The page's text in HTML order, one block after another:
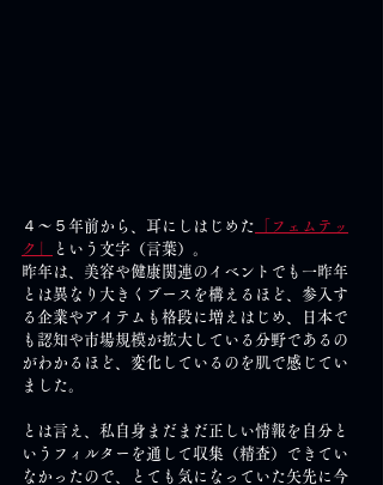
４～５年前から、耳にしはじめた 「フェムテッ
ク」
という文字（言葉）。
昨年は、美容や健康関連のイベントでも一昨年
とは異なり大きくブースを構えるほど、参入す
る企業やアイテムも格段に増えはじめ、日本で
も認知や市場規模が拡大している分野であるの
がわかるほど、変化しているのを肌で感じてい
ました。
とは言え、私自身まだまだ正しい情報を自分と
いうフィルターを通して収集（精査）できてい
なかったので、とても気になっていた矢先に今